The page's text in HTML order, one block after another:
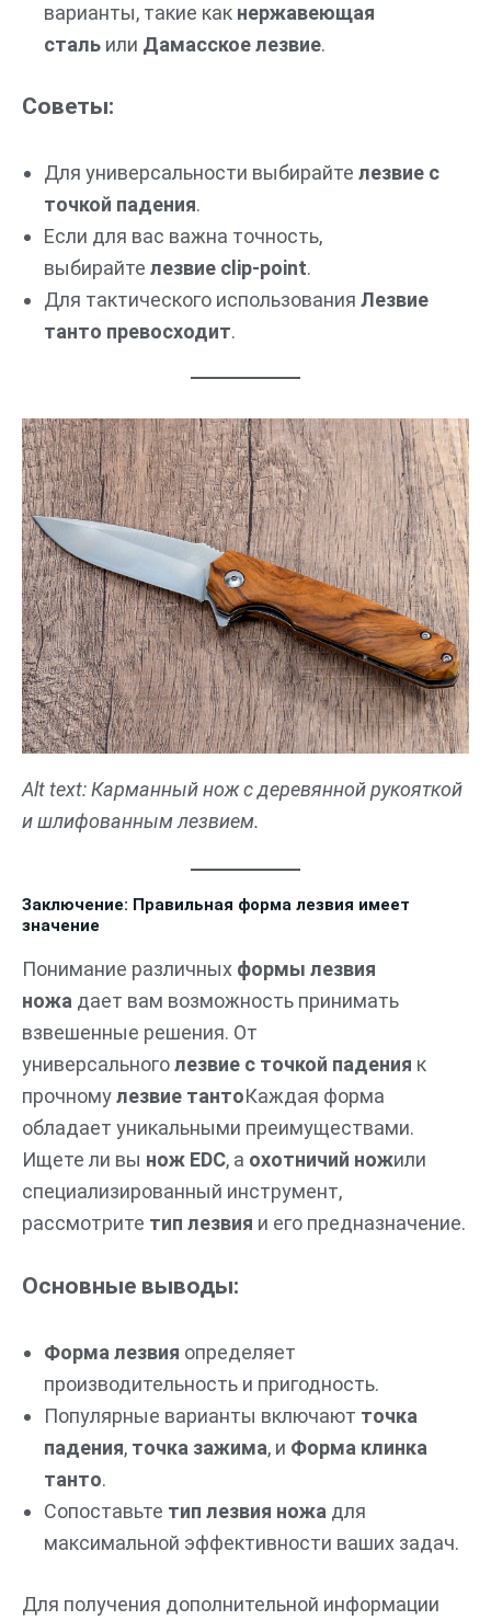
варианты, такие как нержавеющая
сталь или Дамасское лезвие.
Советы:
Для универсальности выбирайте лезвие с
точкой падения.
Если для вас важна точность,
выбирайте лезвие clip-point.
Для тактического использования Лезвие
танто превосходит.
Alt text: Карманный нож с деревянной рукояткой
и шлифованным лезвием.
Заключение: Правильная форма лезвия имеет
значение
Понимание различных формы лезвия
ножа дает вам возможность принимать
взвешенные решения. От
универсальноголезвие с точкой падения к
прочномулезвие тантоКаждая форма
обладает уникальными преимуществами.
Ищете ли вы нож EDC, а охотничий ножили
специализированный инструмент,
рассмотрите тип лезвия и его предназначение.
Основные выводы:
Форма лезвия определяет
производительность и пригодность.
Популярные варианты включают точка
падения, точка зажима, и Форма клинка
танто.
Сопоставьте тип лезвия ножа для
максимальной эффективности ваших задач.
Для получения дополнительной информации